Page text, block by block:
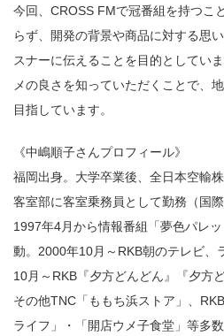
今回、CROSS FMで冠番組を持つこ
らず、開発の背景や商品に対する思
スナーに伝えることを目的としてい
メの良さを知っていただくことで、
目指しています。
《中嶋順子さんプロフィール》
福岡出身。大学卒業後、全日本空輸
客室部に客室乗務員として勤務（国
1997年4月から情報番組「夢色パレ
動。2000年10月～RKB朝のテレビ、
10月～RKB『夕方どんどん』『夕方
その他TNC「ももち浜ストア」、
ライフ」・「開店ウメ子食堂」等多数